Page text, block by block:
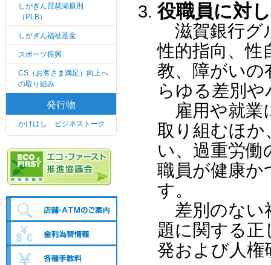
しがぎん琵琶湖原則
（PLB）
しがぎん福祉基金
スポーツ振興
CS（お客さま満足）向上へ
の取り組み
発行物
かけはし ビジネストーク
役職員に対
滋賀銀行グ
性的指向、性
教、障がいの
らゆる差別
雇用や就業
取り組むほか
い、過重労働
職員が健康か
す。
差別のない
題に関する
発および人権